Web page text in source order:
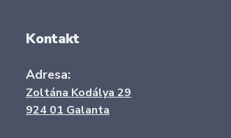
Kontakt
Adresa:
Zoltána Kodálya 29
924 01 Galanta